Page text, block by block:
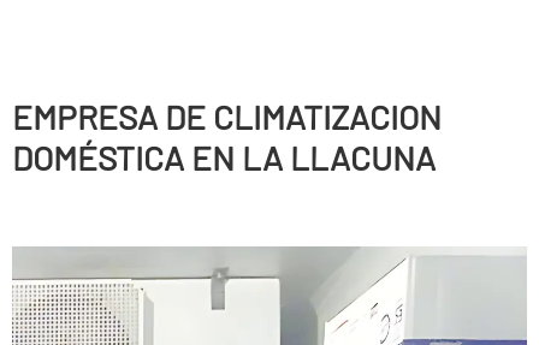
EMPRESA DE CLIMATIZACION
DOMÉSTICA EN LA LLACUNA